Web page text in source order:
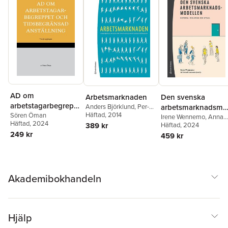
AD om
arbetstagarbegrepp
et och
tidsbegränsad
anställning
Sören Öman
Häftad, 2024
249 kr
Arbetsmarknaden
Anders Björklund, Per-
Anders Edin,
Fredriksson
Holmlund
Häftad, 2014
389 kr
Den svenska
ellen : historia,
reglering och utfall
Irene Wennemo,Anna
Fransson,Petter
Hällberg
Kinnunen
Häftad, 2024
459 kr
Akademibokhandeln
Hjälp